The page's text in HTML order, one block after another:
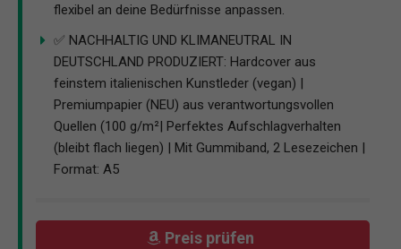
flexibel an deine Bedürfnisse anpassen.
✅ NACHHALTIG UND KLIMANEUTRAL IN
DEUTSCHLAND PRODUZIERT: Hardcover aus
feinstem italienischen Kunstleder (vegan) |
Premiumpapier (NEU) aus verantwortungsvollen
Quellen (100 g/m²| Perfektes Aufschlagverhalten
(bleibt flach liegen) | Mit Gummiband, 2 Lesezeichen |
Format: A5
Preis prüfen